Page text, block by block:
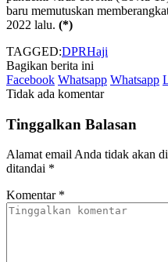
baru memutuskan
2022 lalu. (*)
TAGGED:DPRHaji
Bagikan berita ini
Facebook Whatsapp Whatsapp
Tidak ada komentar
Tinggalkan Balasan
Alamat email Anda tidak akan
ditandai *
Komentar *